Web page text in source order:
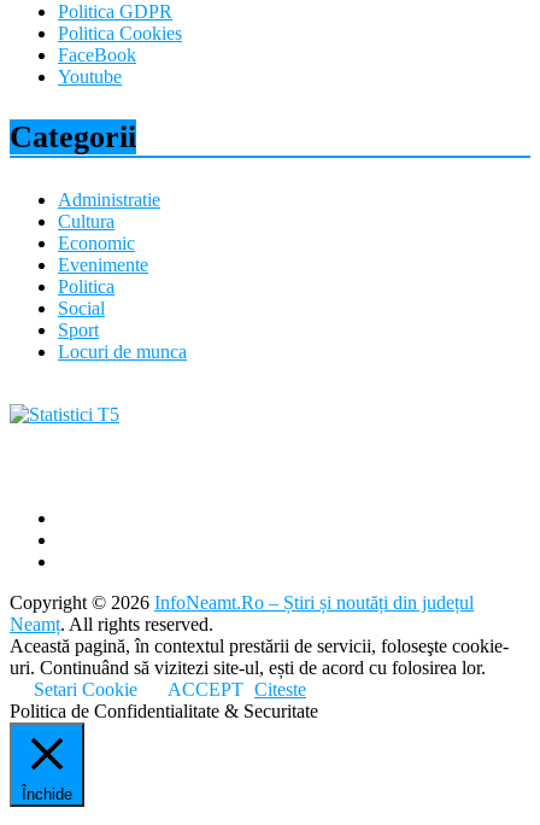
Politica GDPR
Politica Cookies
FaceBook
Youtube
Categorii
Administratie
Cultura
Economic
Evenimente
Politica
Social
Sport
Locuri de munca
Copyright © 2026 InfoNeamt.Ro – Știri și noutăți din județul
Neamț. All rights reserved.
Această pagină, în contextul prestării de servicii, foloseşte cookie-
uri. Continuând să vizitezi site-ul, ești de acord cu folosirea lor.
Setari Cookie
ACCEPT Citeste
Politica de Confidentialitate & Securitate
Închide